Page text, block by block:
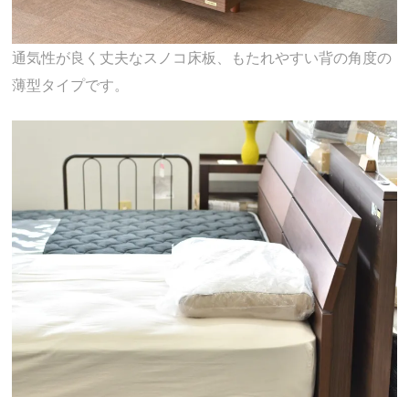
通気性が良く丈夫なスノコ床板、もたれやすい背の角度の
薄型タイプです。